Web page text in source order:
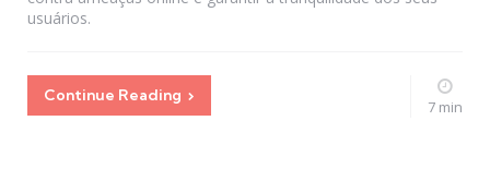
usuários.
Continue Reading
7 min